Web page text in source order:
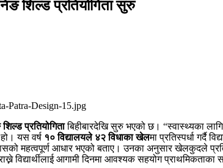
शिल्ड प्रतियोगिता सुरु
शिल्ड प्रतियोगिताबिहीबारदेखि सुरु भएको छ। “स्वास्थ्यका
यस वर्ष १० विद्यालयले ४२ विधाका खेलमा प्रतिस्पर्धा गर्दै
महत्वपूर्ण आधार भएको बताए। उनका अनुसार खेलकुदले
आगामी दिनमा आवश्यक सहयोग प्राथमिकताका